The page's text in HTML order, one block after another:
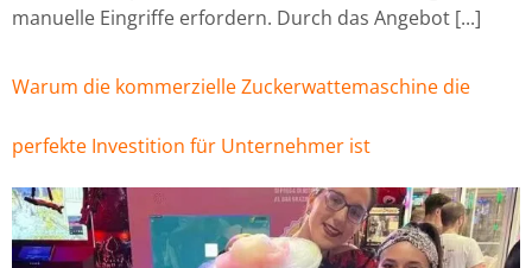
manuelle Eingriffe erfordern. Durch das Angebot [...]
Warum die kommerzielle Zuckerwattemaschine die
perfekte Investition für Unternehmer ist